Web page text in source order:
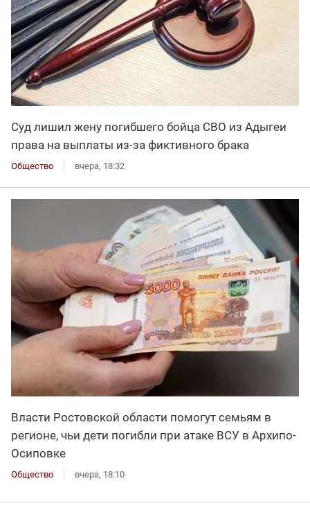
Суд лишил жену погибшего бойца СВО из Адыгеи
права на выплаты из-за фиктивного брака
Общество вчера, 18:32
Власти Ростовской области помогут семьям в
регионе, чьи дети погибли при атаке ВСУ в Архипо-
Осиповке
Общество вчера, 18:10